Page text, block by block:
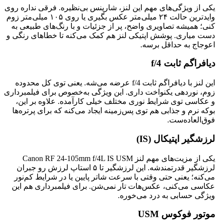
یکی از ویژگی‌های مهم این لنز، شارپنس بی‌نظیره. فرقی نداره روی
وایدترین حالت ۲۴ میلی‌متر عکس بگیری یا روی ۱۰۵ میلی‌متر زوم
کنی؛ همیشه تصاویری واضح، پر از جزئیات و با رنگ‌های طبیعی به
دست میاری. پوشش اپتیکی لنز هم کمک می‌کنه تا خطاهای رنگی و
اعوجاج به حداقل برسه.
دیافراگم ثابت f/4
این لنز با دیافراگم ثابت f/4 عرضه می‌شه. یعنی توی کل محدوده
زوم، نوردهی یکنواخت داری. این ویژگی به‌خصوص برای فیلمبرداری
و عکاسی توی شرایط نوری مختلف خیلی کارآمده. علاوه بر این،
بوکه نرم و جذابی هم توی پس‌زمینه ایجاد می‌کنه که برای پرتره‌ها
فوق‌العاده‌ست.
لرزشگیر اپتیکال (IS)
یکی از مزیت‌های مهم لنز Canon RF 24-105mm f/4L IS USM
لرزشگیر قدرتمندشه. این لرزشگیر تا ۵ استاپ لرزش رو جبران
می‌کنه؛ یعنی حتی وقتی با سرعت شاتر پایین یا در شرایط کم‌نور
عکاسی می‌کنی، عکس‌هات تار نمی‌شن. برای فیلمبرداری هم این
ویژگی حسابی به درد می‌خوره.
موتور فوکوس USM